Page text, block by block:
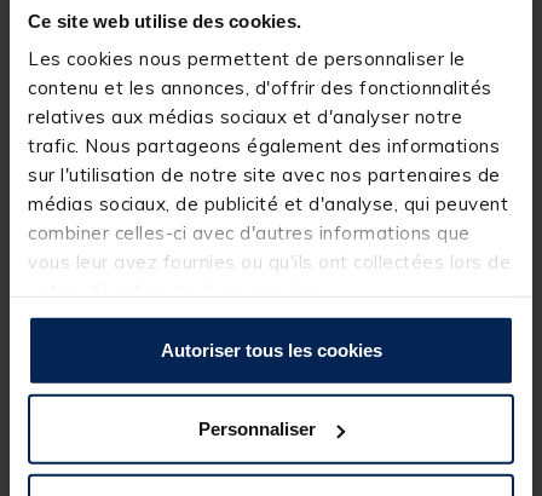
Ce site web utilise des cookies.
Les cookies nous permettent de personnaliser le
contenu et les annonces, d'offrir des fonctionnalités
relatives aux médias sociaux et d'analyser notre
trafic. Nous partageons également des informations
sur l'utilisation de notre site avec nos partenaires de
médias sociaux, de publicité et d'analyse, qui peuvent
combiner celles-ci avec d'autres informations que
vous leur avez fournies ou qu'ils ont collectées lors de
Autoriser tous les cookies
Personnaliser
PLUG&GO.
Longueur : 22.5cm
Largeur : 3.6cm
Détails
SEVEN BASS